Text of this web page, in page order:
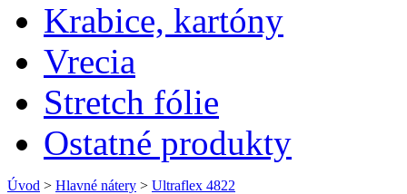
Krabice, kartóny
Vrecia
Stretch fólie
Ostatné produkty
Úvod > Hlavné nátery > Ultraflex 4822